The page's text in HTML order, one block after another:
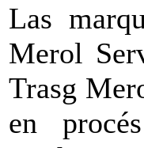
Las
Merol
Trasg
en